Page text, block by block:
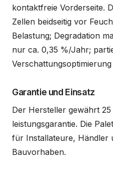
kontaktfreie Vorderseite.
Zellen beidseitig vor
Belastung; Degradation
nur ca. 0,35 %/Jahr;
Garantie und Einsatz
Der Hersteller gewährt
leistungsgarantie. Die
für Installateure, Händler
Bauvorhaben.